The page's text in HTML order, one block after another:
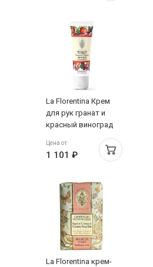
La Florentina Крем
для рук гранат и
красный виноград
Цена от
1 101 ₽
La Florentina крем-